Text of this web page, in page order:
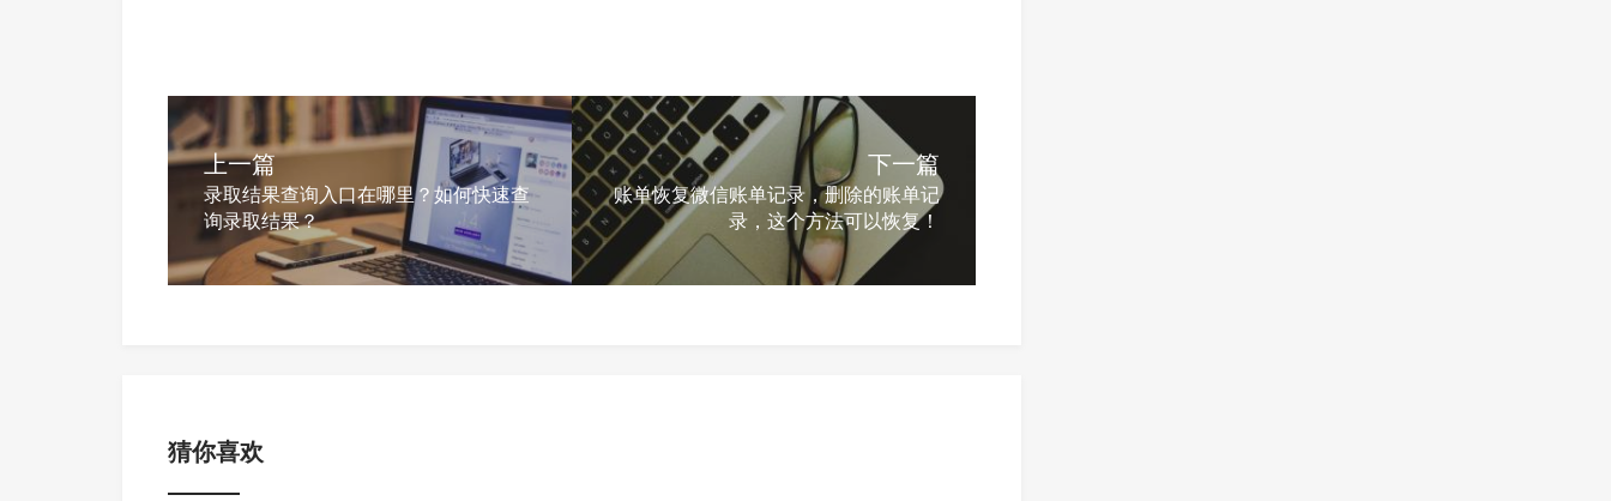
上一篇
录取结果查询入口在哪里？如何快速查
询录取结果？
下一篇
账单恢复微信账单记录，删除的账单记
录，这个方法可以恢复！
猜你喜欢